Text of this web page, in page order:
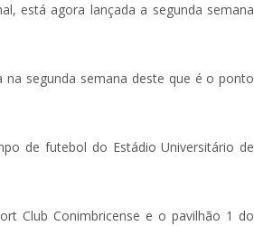
está agora lançada a segunda semana
segunda semana deste que é o ponto
de futebol do Estádio Universitário de
Club Conimbricense e o pavilhão 1 do